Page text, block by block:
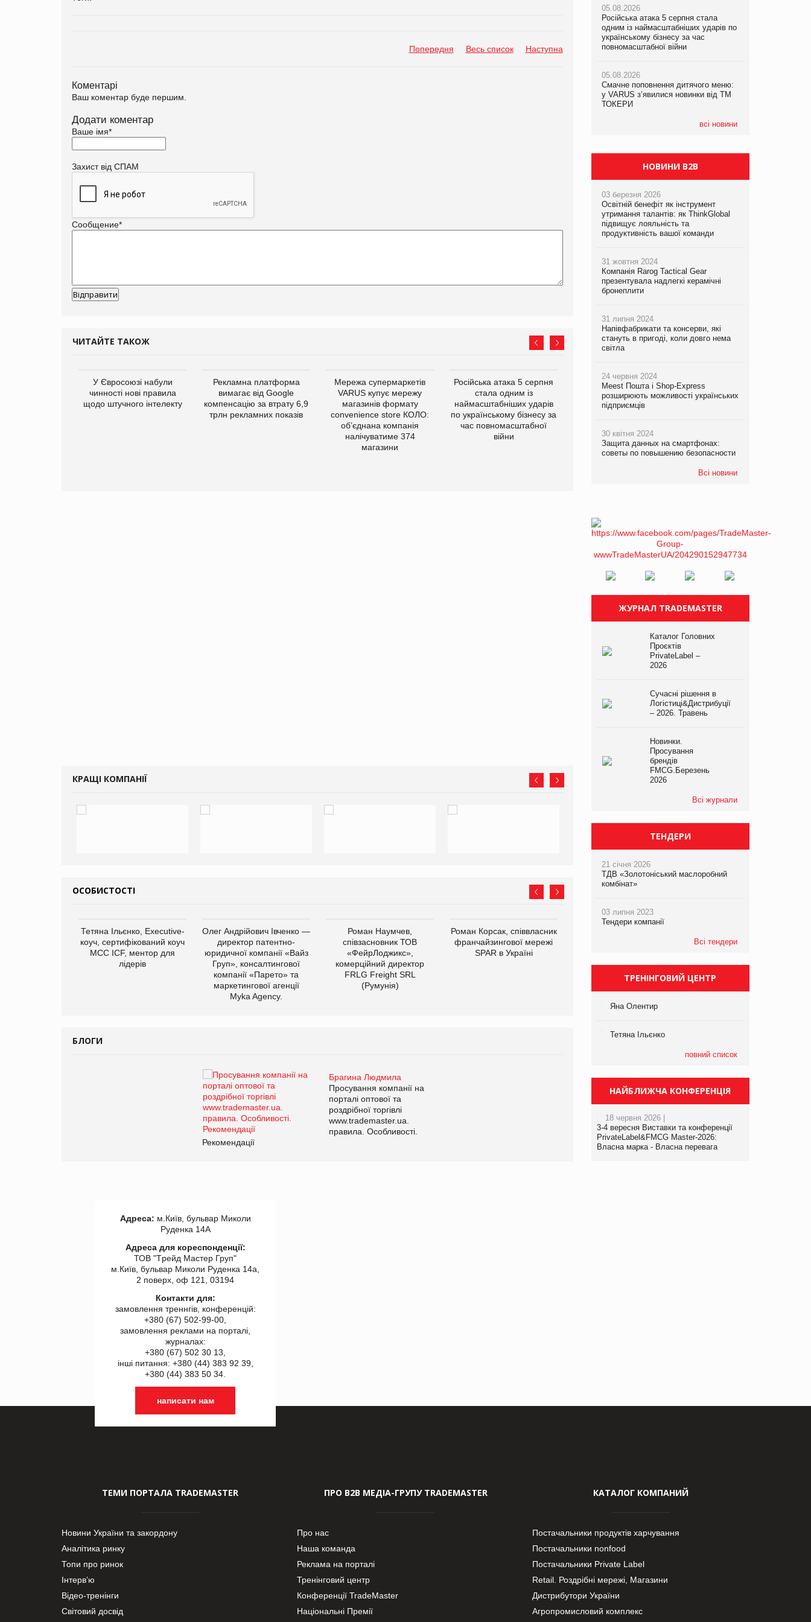
Попередня Весь список Наступна
Коментарі
Ваш коментар буде першим.
Додати коментар
Ваше імя*
Захист від СПАМ
Сообщение*
ЧИТАЙТЕ ТАКОЖ
У Євросоюзі набули
чинності нові правила
щодо штучного інтелекту
Рекламна платформа
вимагає від Google
компенсацію за втрату 6,9
трлн рекламних показів
Мережа супермаркетів
VARUS купує мережу
магазинів формату
convenience store КОЛО:
об’єднана компанія
налічуватиме 374
магазини
Російська атака 5 серпня
стала одним із
наймасштабніших ударів
по українському бізнесу за
час повномасштабної
війни
Смачне поповнення
дитячого меню: у VARUS
з’явилися новинки від ТМ
заморожені хлібобулочні
КРАЩІ КОМПАНІЇ
ОСОБИСТОСТІ
Тетяна Ільєнко, Executive-
коуч, сертифікований коуч
МСС ICF, ментор для
лідерів
Олег Андрійович Івченко —
директор патентно-
юридичної компанії «Вайз
Груп», консалтингової
компанії «Парето» та
маркетингової агенції
Myka Agency.
Роман Наумчев,
співзасновник ТОВ
«ФейрЛоджикс»,
комерційний директор
FRLG Freight SRL
(Румунія)
Роман Корсак, співвласник
франчайзингової мережі
SPAR в Україні
виробництва
компанії «УкраМарин»
БЛОГИ
Брагина Людмила
Просування компанії на
порталі оптової та
роздрібної торгівлі
www.trademaster.ua.
правила. Особливості.
Рекомендації
Брагина Людмила
Просування компанії на
www.trademaster.ua.
правила. Особливості.
05.08.2026
Російська атака 5 серпня стала
одним із наймасштабніших ударів по
українському бізнесу за час
повномасштабної війни
05.08.2026
Смачне поповнення дитячого меню:
у VARUS з’явилися новинки від ТМ
ТОКЕРИ
всі новини
05.08.2026
Російська атака 5 серпня стала
одним із наймасштабніших ударів по
українському бізнесу за час
повномасштабної війни
05.08.2026
Смачне поповнення дитячого меню:
у VARUS з’явилися новинки від ТМ
ТОКЕРИ
рекламі екологічних продуктів
05.08.2026
AstraZeneca обговорює найбільшу
НОВИНИ B2B
03 березня 2026
Освітній бенефіт як інструмент
утримання талантів: як ThinkGlobal
підвищує лояльність та
продуктивність вашої команди
31 жовтня 2024
Компанія Rarog Tactical Gear
презентувала надлегкі керамічні
бронеплити
31 липня 2024
Напівфабрикати та консерви, які
стануть в пригоді, коли довго нема
світла
24 червня 2024
Meest Пошта і Shop-Express
розширюють можливості українських
підприємців
30 квітня 2024
Защита данных на смартфонах:
советы по повышению безопасности
Всі новини
ЖУРНАЛ TRADEMASTER
Каталог Головних
Проєктів
PrivateLabel –
2026
Сучасні рішення в
Логістиці&Дистрибуції
– 2026. Травень
Новинки.
Просування
брендів
FMCG.Березень
2026
Всі журнали
ТЕНДЕРИ
21 січня 2026
ТДВ «Золотоніський маслоробний
комбінат»
03 липня 2023
Тендери компанії
Всі тендери
ТРЕНІНГОВИЙ ЦЕНТР
Яна Олентир
Тетяна Ільєнко
повний список
НАЙБЛИЖЧА КОНФЕРЕНЦІЯ
18 червня 2026 |
3-4 вересня Виставки та конференції
PrivateLabel&FMCG Master-2026:
Власна марка - Власна перевага
Адреса: м.Київ, бульвар Миколи
Руденка 14А
Адреса для кореспонденції:
ТОВ "Tрейд Мастер Груп"
м.Київ, бульвар Миколи Руденка 14а,
2 поверх, оф 121, 03194
Контакти для:
замовлення треннгів, конференцій:
+380 (67) 502-99-00,
замовлення реклами на порталі,
журналах:
+380 (67) 502 30 13,
інші питання: +380 (44) 383 92 39,
+380 (44) 383 50 34.
написати нам
ТЕМИ ПОРТАЛА TRADEMASTER
Новини України та закордону
Аналітика ринку
Топи про ринок
Інтерв’ю
Відео-тренінги
Світовий досвід
ПРО В2В МЕДІА-ГРУПУ TRADEMASTER
Про нас
Наша команда
Реклама на порталі
Тренінговий центр
Конференції TradeMaster
Національні Премії
КАТАЛОГ КОМПАНИЙ
Постачальники продуктів харчування
Постачальники nonfood
Постачальники Private Label
Retail. Роздрібні мережі, Магазини
Дистрибутори України
Агропромисловий комплекс